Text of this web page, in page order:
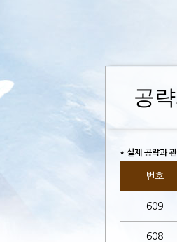
공
* 실제 공략과
번호
609
608